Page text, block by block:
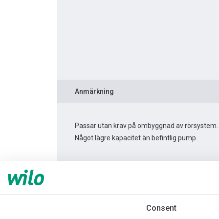
Consent
Anmärkning
Passar utan krav på ombyggnad av rörsystem.
Något lägre kapacitet än befintlig pump.